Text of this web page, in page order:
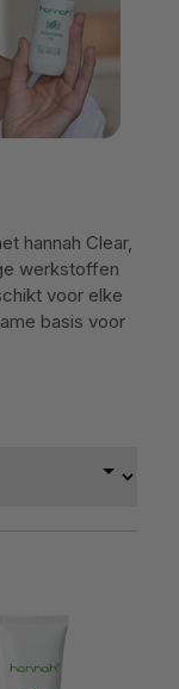
hannah Clear,
werkstoffen
voor elke
basis voor